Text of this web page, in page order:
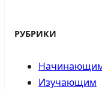
РУБРИКИ
Изучающим